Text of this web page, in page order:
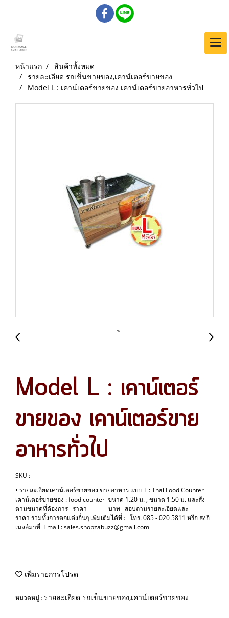
หน้าแรก
สินค้าทั้งหมด
รายละเอียด รถเข็นขายของ,เคาน์เตอร์ขายของ
Model L : เคาน์เตอร์ขายของ เคาน์เตอร์ขายอาหารทั่วไป
Model L : เคาน์เตอร์
ขายของ เคาน์เตอร์ขาย
อาหารทั่วไป
SKU :
• รายละเอียดเคาน์เตอร์ขายของ ขายอาหาร แบบ L : Thai Food Counter
เคาน์เตอร์ขายของ : food counter ขนาด 1.20 ม. , ขนาด 1.50 ม. และสั่ง
ตามขนาดที่ต้องการ ราคา บาท สอบถามรายละเอียดและ
ราคา รวมทั้งการตกแต่งอื่นๆ เพิ่มเติมได้ที่ : โทร. 085 - 020 5811 หรือ ส่งอี
เมลล์มาที่ Email : sales.shopzabuzz@gmail.com
เพิ่มรายการโปรด
หมวดหมู่ :รายละเอียด รถเข็นขายของ,เคาน์เตอร์ขายของ